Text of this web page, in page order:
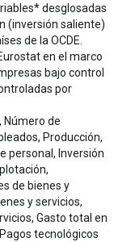
desglosadas
(inversión saliente)
de la OCDE.
en el marco
bajo control
por
Número de
Producción,
personal, Inversión
de bienes y
y servicios,
Gasto total en
tecnológicos